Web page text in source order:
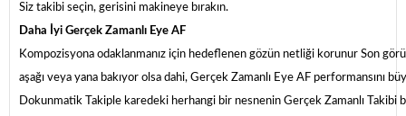
Siz takibi seçin, gerisini makineye bırakın.
Daha İyi Gerçek Zamanlı Eye AF
Kompozisyona odaklanmanız için hedeflenen gözün netliği korunur Son
aşağı veya yana bakıyor olsa dahi, Gerçek Zamanlı Eye AF performansını
Dokunmatik Takiple karedeki herhangi bir nesnenin Gerçek Zamanlı Takibi